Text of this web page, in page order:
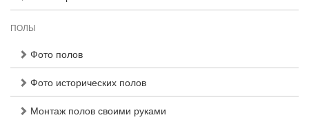
ПОЛЫ
Фото полов
Фото исторических полов
Монтаж полов своими руками